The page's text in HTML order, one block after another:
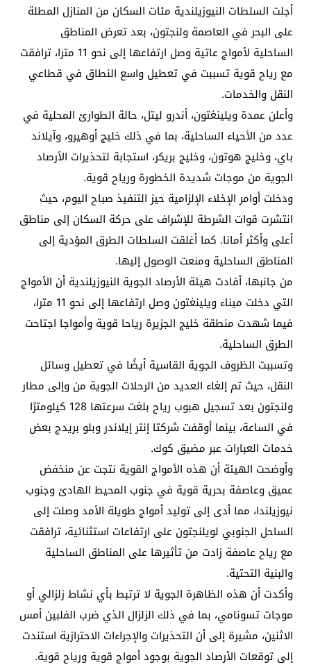
أجلت السلطات النيوزيلندية مئات السكان من المنازل المطلة
على البحر في العاصمة ولنجتون، بعد تعرض المناطق
الساحلية لأمواج عاتية وصل ارتفاعها إلى نحو 11 مترا، ترافقت
مع رياح قوية تسببت في تعطيل واسع النطاق في قطاعي
النقل والخدمات.
وأعلن عمدة ويلينغتون، أندرو ليتل، حالة الطوارئ المحلية في
عدد من الأحياء الساحلية، بما في ذلك خليج أوهيرو، وآيلاند
باي، وخليج هوتون، وخليج بريكر، استجابة لتحذيرات الأرصاد
الجوية من موجات شديدة الخطورة ورياح قوية.
ودخلت أوامر الإخلاء الإلزامية حيز التنفيذ صباح اليوم، حيث
انتشرت قوات الشرطة للإشراف على حركة السكان إلى مناطق
أعلى وأكثر أمانا. كما أغلقت السلطات الطرق المؤدية إلى
المناطق الساحلية ومنعت الوصول إليها.
من جانبها، أفادت هيئة الأرصاد الجوية النيوزيلندية أن الأمواج
التي دخلت ميناء ويلينغتون وصل ارتفاعها إلى نحو 11 مترا،
فيما شهدت منطقة خليج الجزيرة رياحا قوية وأمواجا اجتاحت
الطرق الساحلية.
وتسببت الظروف الجوية القاسية أيضًا في تعطيل وسائل
النقل، حيث تم إلغاء العديد من الرحلات الجوية من وإلى مطار
ولنجتون بعد تسجيل هبوب رياح بلغت سرعتها 128 كيلومترًا
في الساعة، بينما أوقفت شركتا إنتر إيلاندر وبلو بريدج بعض
خدمات العبارات عبر مضيق كوك.
وأوضحت الهيئة أن هذه الأمواج القوية نتجت عن منخفض
عميق وعاصفة بحرية قوية في جنوب المحيط الهادئ وجنوب
نيوزيلندا، مما أدى إلى توليد أمواج طويلة الأمد وصلت إلى
الساحل الجنوبي لويلنجتون على ارتفاعات استثنائية، ترافقت
مع رياح عاصفة زادت من تأثيرها على المناطق الساحلية
والبنية التحتية.
وأكدت أن هذه الظاهرة الجوية لا ترتبط بأي نشاط زلزالي أو
موجات تسونامي، بما في ذلك الزلزال الذي ضرب الفلبين أمس
الاثنين، مشيرة إلى أن التحذيرات والإجراءات الاحترازية استندت
إلى توقعات الأرصاد الجوية بوجود أمواج قوية ورياح قوية.